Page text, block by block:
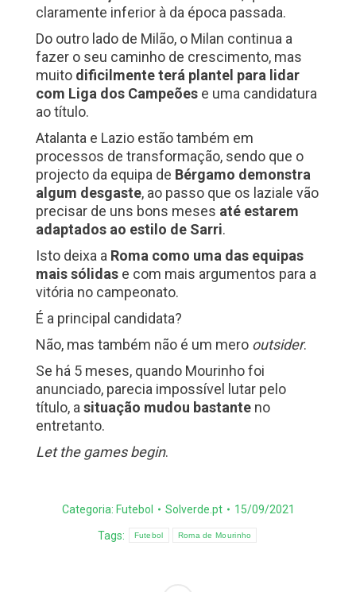
claramente inferior à da época passada.
Do outro lado de Milão, o Milan continua a
fazer o seu caminho de crescimento, mas
muito dificilmente terá plantel para lidar
com Liga dos Campeõese uma candidatura
ao título.
Atalanta e Lazio estão também em
processos de transformação, sendo que o
projecto da equipa de Bérgamo demonstra
algum desgaste, ao passo que os laziale vão
precisar de uns bons meses até estarem
adaptados ao estilo de Sarri.
Isto deixa a Roma como uma das equipas
mais sólidase com mais argumentos para a
vitória no campeonato.
É a principal candidata?
Não, mas também não é um mero outsider.
Se há 5 meses, quando Mourinho foi
anunciado, parecia impossível lutar pelo
título, a situação mudou bastanteno
entretanto.
Let the games begin.
Categoria: Futebol Solverde.pt 15/09/2021
Tags: Futebol Roma de Mourinho